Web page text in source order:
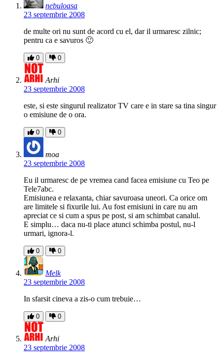
nebuloasa
23 septembrie 2008
de multe ori nu sunt de acord cu el, dar il urmaresc zilnic;
pentru ca e savuros 🙂
0 0
Arhi
23 septembrie 2008
este, si este singurul realizator TV care e in stare sa tina singur
o emisiune de o ora.
0 0
moa
23 septembrie 2008
Eu il urmaresc de pe vremea cand facea emisiune cu Teo pe
Tele7abc.
Emisiunea e relaxanta, chiar savuroasa uneori. Ca orice om
are limitele si fixurile lui. Au fost emisiuni in care nu am
apreciat ce si cum a spus pe post, si am schimbat canalul.
E simplu… daca nu-ti place atunci schimba postul, nu-l
urmari, ignora-l.
0 0
Melk
23 septembrie 2008
In sfarsit cineva a zis-o cum trebuie…
0 0
Arhi
23 septembrie 2008